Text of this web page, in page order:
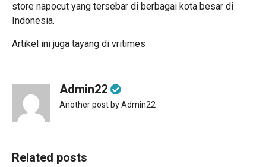
store napocut yang tersebar di berbagai kota besar di
Indonesia.
Artikel ini juga tayang di vritimes
Admin22
Another post by Admin22
Related posts